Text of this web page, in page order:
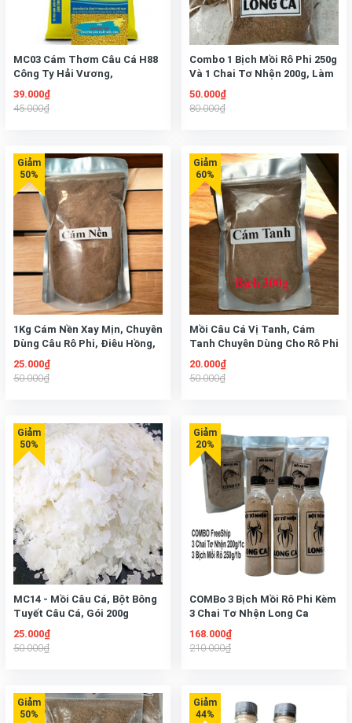
MC03 Cám Thơm Câu Cá H88
Công Ty Hải Vương,
39.000₫
45.000₫
Combo 1 Bịch Mồi Rô Phi 250g
Và 1 Chai Tơ Nhện 200g, Làm
mồi vuốt câu Cá
50.000₫
80.000₫
1Kg Cám Nền Xay Mịn, Chuyên
Dùng Câu Rô Phi, Điêu Hồng,
Trắm, Chép, Tra
25.000₫
50.000₫
Mồi Câu Cá Vị Tanh, Cám
Tanh Chuyên Dùng Cho Rô Phi
Lớn, Gói 300g
20.000₫
50.000₫
MC14 - Mồi Câu Cá, Bột Bông
Tuyết Câu Cá, Gói 200g
25.000₫
50.000₫
COMBo 3 Bịch Mồi Rô Phi Kèm
3 Chai Tơ Nhện Long Ca
168.000₫
210.000₫